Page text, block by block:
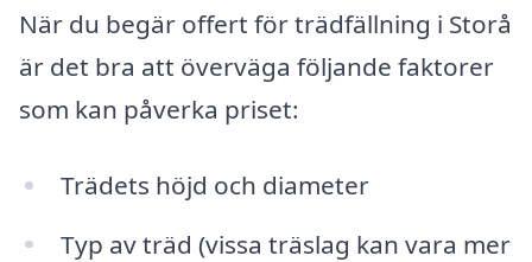
När du begär offert för trädfällning i Storå
är det bra att överväga följande faktorer
som kan påverka priset:
Trädets höjd och diameter
Typ av träd (vissa träslag kan vara mer